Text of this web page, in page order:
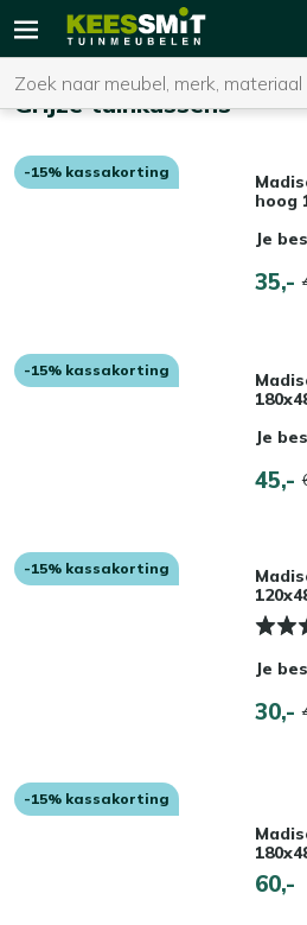
Kees
Zoeken
U heeft geen product(en) in uw
15% kassakorting op
Grijze tuinkussens
-15% kassakorting
hoog
Je
35,-
-15% kassakorting
Je
45,-
-15% kassakorting
Je
30,-
-15% kassakorting
60,-